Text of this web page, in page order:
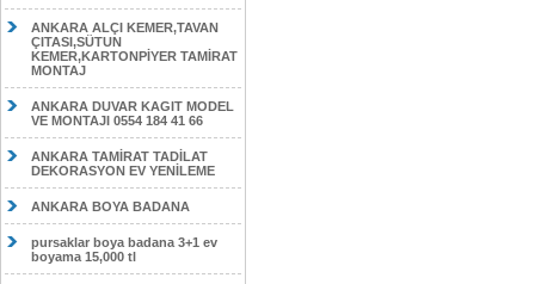
ANKARA ALÇI KEMER,TAVAN
ÇITASI,SÜTUN
KEMER,KARTONPİYER TAMİRAT
MONTAJ
ANKARA DUVAR KAGIT MODEL
VE MONTAJI 0554 184 41 66
ANKARA TAMİRAT TADİLAT
DEKORASYON EV YENİLEME
ANKARA BOYA BADANA
pursaklar boya badana 3+1 ev
boyama 15,000 tl